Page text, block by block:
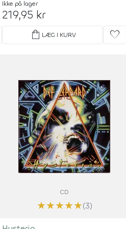
Ikke på lager
219,95 kr
shopping_bag LÆG I KURV favorite
CD
★★★★★(3)